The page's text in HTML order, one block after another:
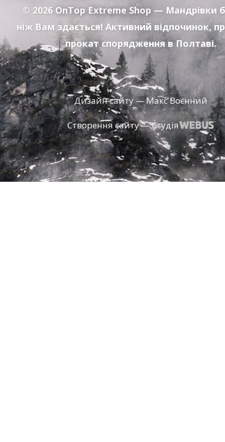
© 2026 OnTop Extreme Shop — Мандрівки
ніж Вам здається! Активний відпочинок,
прокат спорядження в Полтаві.
Дизайн сайту — Макс Воєнний
Створення сайту — Студія